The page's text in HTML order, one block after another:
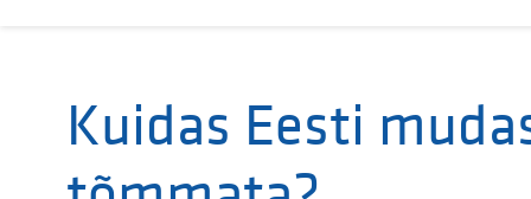
Kuidas Eesti